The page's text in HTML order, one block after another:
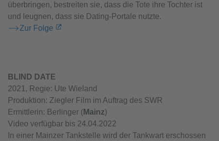
überbringen, bestreiten sie, dass die Tote ihre Tochter ist
und leugnen, dass sie Dating-Portale nutzte.
Zur Folge
BLIND DATE
2021, Regie: Ute Wieland
Produktion: Ziegler Film im Auftrag des SWR
Ermittlerin: Berlinger (Mainz)
Video verfügbar bis 24.04.2022
In einer Mainzer Tankstelle wird der Tankwart erschossen